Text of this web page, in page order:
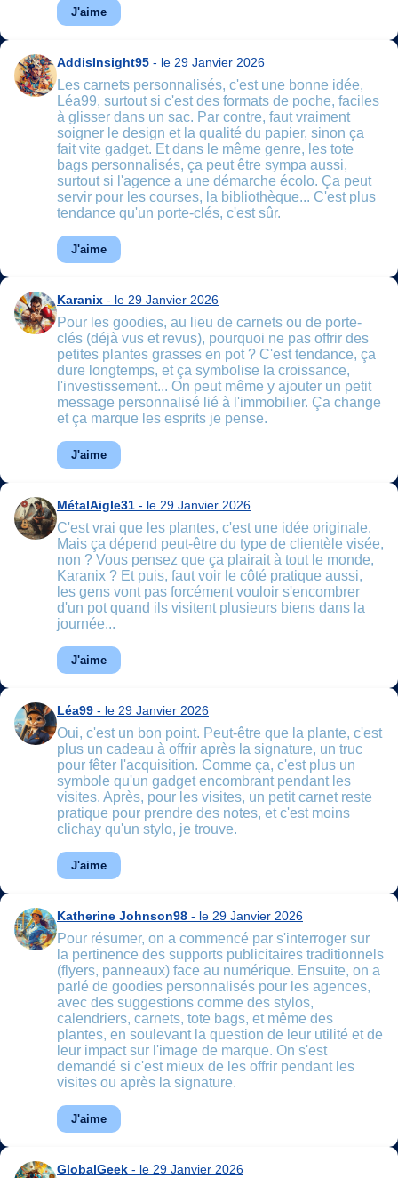
J'aime
AddisInsight95 - le 29 Janvier 2026
Les carnets personnalisés, c'est une bonne idée,
Léa99, surtout si c'est des formats de poche, faciles
à glisser dans un sac. Par contre, faut vraiment
soigner le design et la qualité du papier, sinon ça
fait vite gadget. Et dans le même genre, les tote
bags personnalisés, ça peut être sympa aussi,
surtout si l'agence a une démarche écolo. Ça peut
servir pour les courses, la bibliothèque... C'est plus
tendance qu'un porte-clés, c'est sûr.
J'aime
Karanix - le 29 Janvier 2026
Pour les goodies, au lieu de carnets ou de porte-
clés (déjà vus et revus), pourquoi ne pas offrir des
petites plantes grasses en pot ? C'est tendance, ça
dure longtemps, et ça symbolise la croissance,
l'investissement... On peut même y ajouter un petit
message personnalisé lié à l'immobilier. Ça change
et ça marque les esprits je pense.
J'aime
MétalAigle31 - le 29 Janvier 2026
C'est vrai que les plantes, c'est une idée originale.
Mais ça dépend peut-être du type de clientèle visée,
non ? Vous pensez que ça plairait à tout le monde,
Karanix ? Et puis, faut voir le côté pratique aussi,
les gens vont pas forcément vouloir s'encombrer
d'un pot quand ils visitent plusieurs biens dans la
journée...
J'aime
Léa99 - le 29 Janvier 2026
Oui, c'est un bon point. Peut-être que la plante, c'est
plus un cadeau à offrir après la signature, un truc
pour fêter l'acquisition. Comme ça, c'est plus un
symbole qu'un gadget encombrant pendant les
visites. Après, pour les visites, un petit carnet reste
pratique pour prendre des notes, et c'est moins
clichay qu'un stylo, je trouve.
J'aime
Katherine Johnson98 - le 29 Janvier 2026
Pour résumer, on a commencé par s'interroger sur
la pertinence des supports publicitaires traditionnels
(flyers, panneaux) face au numérique. Ensuite, on a
parlé de goodies personnalisés pour les agences,
avec des suggestions comme des stylos,
calendriers, carnets, tote bags, et même des
plantes, en soulevant la question de leur utilité et de
leur impact sur l'image de marque. On s'est
demandé si c'est mieux de les offrir pendant les
visites ou après la signature.
J'aime
GlobalGeek - le 29 Janvier 2026